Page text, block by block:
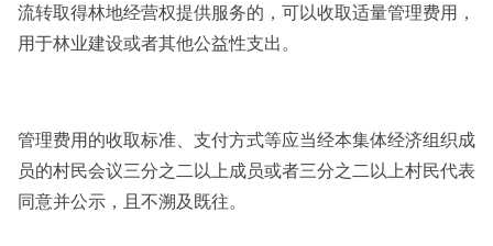
流转取得林地经营权提供服务的，可以收取适量管理费用，
用于林业建设或者其他公益性支出。
管理费用的收取标准、支付方式等应当经本集体经济组织成
员的村民会议三分之二以上成员或者三分之二以上村民代表
同意并公示，且不溯及既往。